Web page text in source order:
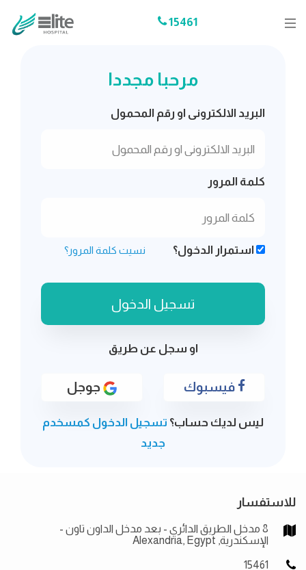
15461
مرحبا مجددا
البريد الالكترونى او رقم المحمول
كلمة المرور
استمرار الدخول؟ نسيت كلمة المرور؟
او سجل عن طريق
فيسبوك
ليس لديك حساب؟ تسجيل الدخول كمسخدم
جديد
للاستفسار
8 مدخل الطريق الدائري - بعد مدخل الداون تاون -
الإسكندرية, Alexandria, Egypt
15461